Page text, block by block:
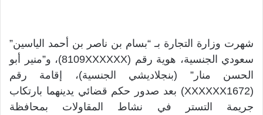
شهرت وزارة التجارة بـ “بسام بن ناصر بن أحمد الياسين”
سعودي الجنسية، هوية رقم (8109XXXXXX)، و”منير أبو
الحسن منار” (بنجلاديشي الجنسية)، إقامة رقم
(XXXXXX1672) بعد صدور حكم قضائي يدينهما بارتكاب
جريمة التستر في نشاط المقاولات بمحافظة